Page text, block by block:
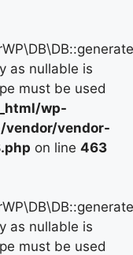
as nullable is
must be used
wp-
vendor-
on line 463
as nullable is
must be used